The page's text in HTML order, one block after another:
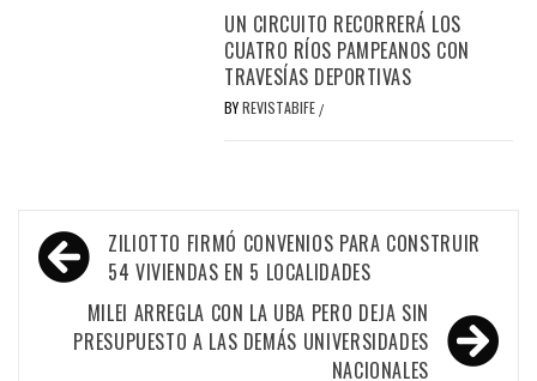
UN CIRCUITO RECORRERÁ LOS
CUATRO RÍOS PAMPEANOS CON
TRAVESÍAS DEPORTIVAS
BYREVISTABIFE /
Navegación
de
entradas
ZILIOTTO FIRMÓ CONVENIOS PARA CONSTRUIR
54 VIVIENDAS EN 5 LOCALIDADES
MILEI ARREGLA CON LA UBA PERO DEJA SIN
PRESUPUESTO A LAS DEMÁS UNIVERSIDADES
NACIONALES